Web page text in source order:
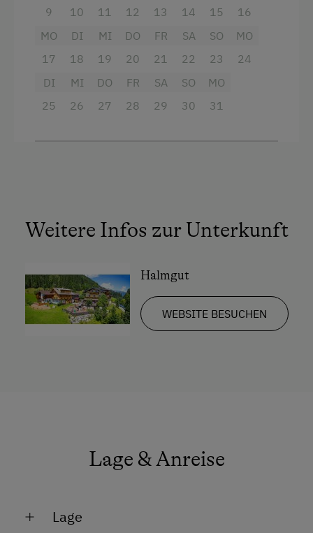
Fernseher
Handtücher
Hochgeschwindigkeits-Internetanschluss
Haupthaus
Neubau
9
10
11
12
13
14
15
16
MO
17
DI
18
MI
19
DO
20
FR
21
SA
22
SO
23
MO
24
DI
25
MI
26
DO
27
FR
28
SA
29
SO
30
MO
31
Weitere Infos zur Unterkunft
Halmgut
WEBSITE BESUCHEN
Lage & Anreise
Lage